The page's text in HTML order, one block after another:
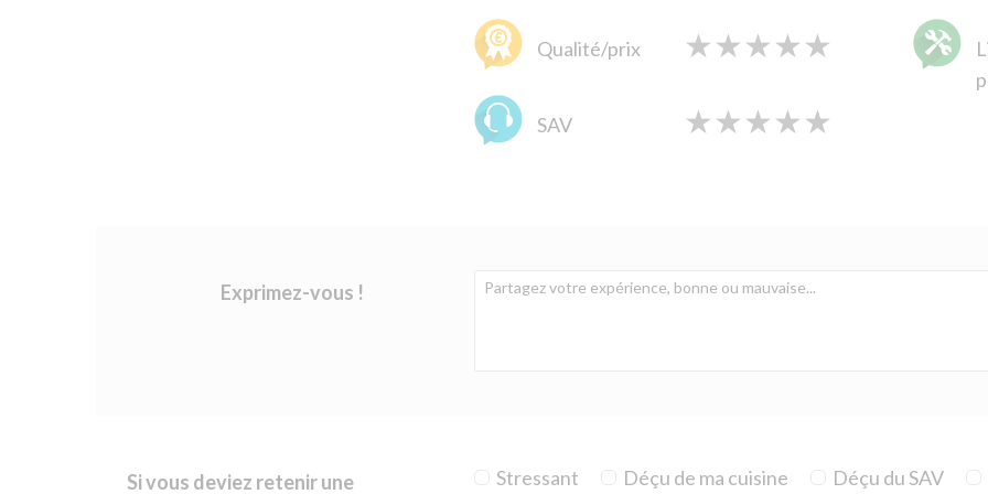
Qualité/prix ★
★★
★★★
★★★★
★★★★★
SAV ★
★★
★★★
★★★★
★★★★★
Exprimez-vous !
Si vous deviez retenir une
Stressant Déçu de ma cuisine Déçu du SAV